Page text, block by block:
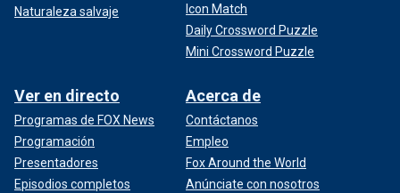
Naturaleza salvaje
Icon Match
Daily Crossword Puzzle
Mini Crossword Puzzle
Ver en directo
Programas de FOX News
Programación
Presentadores
Episodios completos
Acerca de
Contáctanos
Empleo
Fox Around the World
Anúnciate con nosotros